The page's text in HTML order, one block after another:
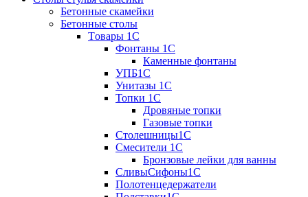
Бетонные скамейки
Бетонные столы
Tовары 1C
Фонтаны 1C
Каменные фонтаны
УПБ1С
Унитазы 1С
Топки 1С
Дровяные топки
Газовые топки
Столешницы1С
Смесители 1С
Бронзовые лейки для ванны
СливыСифоны1С
Полотенцедержатели